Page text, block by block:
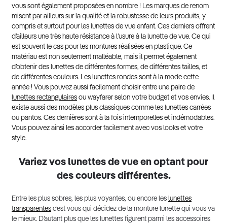
vous sont également proposées en nombre ! Les marques de renom
misent par ailleurs sur la qualité et la robustesse de leurs produits, y
compris et surtout pour les lunettes de vue enfant. Ces derniers offrent
d’ailleurs une très haute résistance à l’usure à la lunette de vue. Ce qui
est souvent le cas pour les montures réalisées en plastique. Ce
matériau est non seulement malléable, mais il permet également
d’obtenir des lunettes de différentes formes, de différentes tailles, et
de différentes couleurs. Les lunettes rondes sont à la mode cette
année ! Vous pouvez aussi facilement choisir entre une paire de
lunettes rectangulaires ou wayfarer selon votre budget et vos envies. Il
existe aussi des modèles plus classiques comme les lunettes carrées
ou pantos. Ces dernières sont à la fois intemporelles et indémodables.
Vous pouvez ainsi les accorder facilement avec vos looks et votre
style.
Variez vos lunettes de vue en optant pour
des couleurs différentes.
Entre les plus sobres, les plus voyantes, ou encore les lunettes
transparentes c’est vous qui décidez de la monture lunette qui vous va
le mieux. D’autant plus que les lunettes figurent parmi les accessoires